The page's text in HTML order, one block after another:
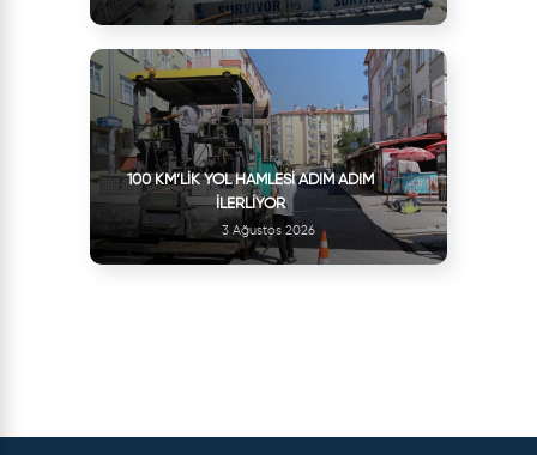
100 KM’LIK YOL HAMLESI ADIM ADIM
İLERLIYOR
3 Ağustos 2026